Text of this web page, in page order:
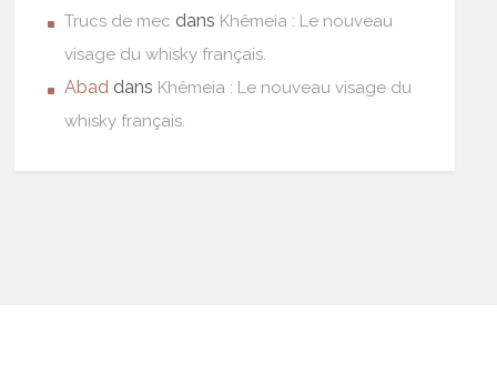
Trucs de mec dans Khêmeia : Le nouveau
visage du whisky français.
Abad dans Khêmeia : Le nouveau visage du
whisky français.